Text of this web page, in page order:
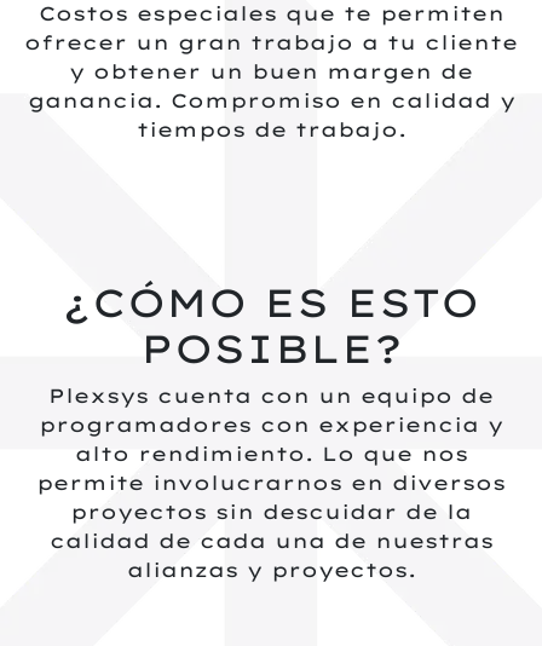
Costos especiales que te permiten
ofrecer un gran trabajo a tu cliente
y obtener un buen margen de
ganancia. Compromiso en calidad y
tiempos de trabajo.
¿CÓMO ES ESTO
POSIBLE?
Plexsys cuenta con un equipo de
programadores con experiencia y
alto rendimiento. Lo que nos
permite involucrarnos en diversos
proyectos sin descuidar de la
calidad de cada una de nuestras
alianzas y proyectos.